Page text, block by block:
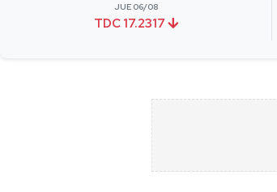
JUE 06/08
TDC 17.2317